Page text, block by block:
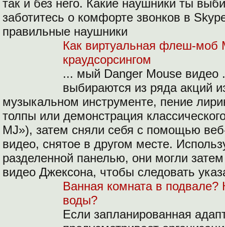
так и без него. Какие наушники ты
заботитесь о комфорте звонков в
правильные наушники
Как виртуальная флеш-моб
краудсорсингом
... мый Danger Mouse видео
выбираются из ряда акций
музыкальном инструменте, пение
толпы или демонстрация
MJ»), затем сняли себя с помощью
видео, снятое в другом месте.
разделенной панелью, они могли
видео Джексона, чтобы следовать
Ванная комната в подвале?
воды?
Если запланированная